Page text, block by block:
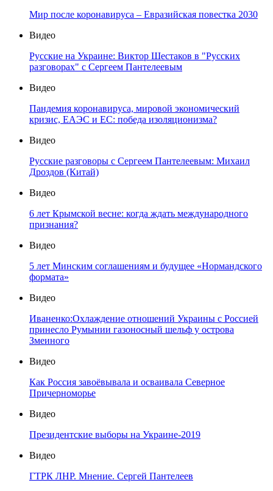
Мир после коронавируса – Евразийская повестка 2030
Видео
Русские на Украине: Виктор Шестаков в "Русских
разговорах" с Сергеем Пантелеевым
Видео
Пандемия коронавируса, мировой экономический
кризис, ЕАЭС и ЕС: победа изоляционизма?
Видео
Русские разговоры с Сергеем Пантелеевым: Михаил
Дроздов (Китай)
Видео
6 лет Крымской весне: когда ждать международного
признания?
Видео
5 лет Минским соглашениям и будущее «Нормандского
формата»
Видео
Иваненко:Охлаждение отношений Украины с Россией
принесло Румынии газоносный шельф у острова
Змеиного
Видео
Как Россия завоёвывала и осваивала Северное
Причерноморье
Видео
Президентские выборы на Украине-2019
Видео
ГТРК ЛНР. Мнение. Сергей Пантелеев